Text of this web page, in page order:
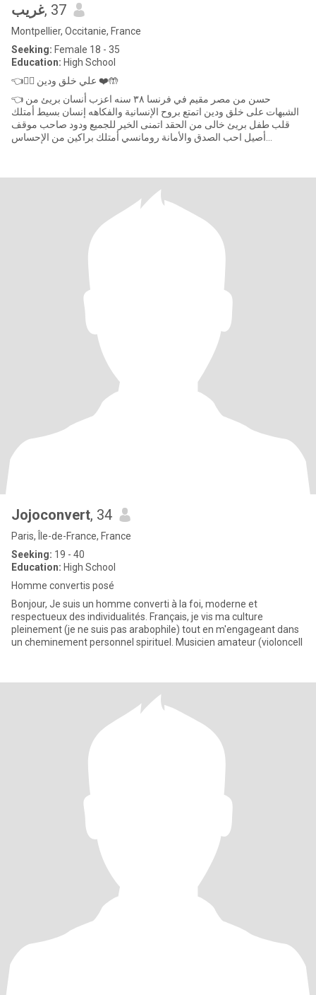
غريب, 37
Montpellier, Occitanie, France
Seeking: Female 18 - 35
Education: High School
👈👰‍♀️ علي خلق ودين ❤️🤲
👈 حسن من مصر مقيم في فرنسا ٣٨ سنه اعزب أنسان بريئ من
الشبهات على خلق ودين اتمتع بروح الإنسانية والفكاهه إنسان بسيط أمتلك
قلب طفل بريئ خالى من الحقد اتمنى الخير للجميع ودود صاحب موقف
أصيل احب الصدق والأمانة رومانسي أمتلك براكين من الإحساس
Jojoconvert, 34
Paris, Île-de-France, France
Seeking: 19 - 40
Education: High School
Homme convertis posé
Bonjour, Je suis un homme converti à la foi, moderne et
respectueux des individualités. Français, je vis ma culture
pleinement (je ne suis pas arabophile) tout en m'engageant dans
un cheminement personnel spirituel. Musicien amateur (violoncell